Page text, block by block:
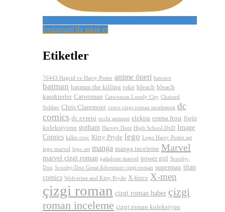
Instagram'da takip et
Etiketler
76443 Hagrid ve Harry Potter anime öneri batcave
batman batman the killing joke bleach bleach
karakterler Catwoman Catwoman Lonely City Chained
Soldier Chris Claremont crave çizgi roman incelemesi dc
comics dc evreni ecchi animesi elektra emma frost figür
koleksiyonu gotham Harvey Dent High School DxD Image
Comics killer croc Kitty Pryde lego Lego Harry Potter set
lego marvel lego set manga manga inceleme Marvel
marvel çizgi roman paladone marvel power girl Scooby-
Doo Scooby-Doo Great Adventure çizgi roman superman titan
comics Wolverine and Kitty Pryde X-force X-men
çizgi roman çizgi roman haber çizgi
roman inceleme çizgi roman koleksiyon